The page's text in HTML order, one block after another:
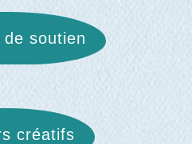
de soutien
créatifs